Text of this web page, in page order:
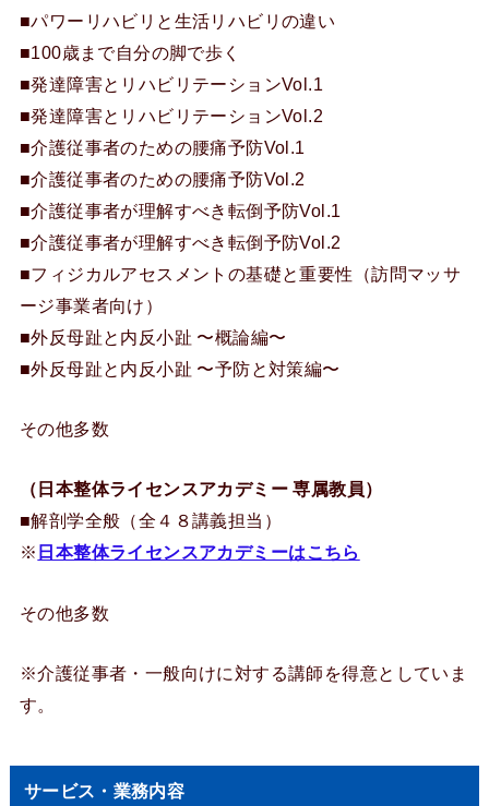
■パワーリハビリと生活リハビリの違い
■100歳まで自分の脚で歩く
■発達障害とリハビリテーションVol.1
■発達障害とリハビリテーションVol.2
■介護従事者のための腰痛予防Vol.1
■介護従事者のための腰痛予防Vol.2
■介護従事者が理解すべき転倒予防Vol.1
■介護従事者が理解すべき転倒予防Vol.2
■フィジカルアセスメントの基礎と重要性（訪問マッサ
ージ事業者向け）
■外反母趾と内反小趾 〜概論編〜
■外反母趾と内反小趾 〜予防と対策編〜
その他多数
（日本整体ライセンスアカデミー 専属教員）
■解剖学全般（全４８講義担当）
※ 日本整体ライセンスアカデミーはこちら
その他多数
※介護従事者・一般向けに対する講師を得意としていま
す。
サービス・業務内容